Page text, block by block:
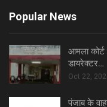
Popular News
आमला
डायरेक्टर…
Oct 22,
पंजाब के